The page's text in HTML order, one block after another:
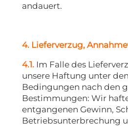
andauert.
4. Lieferverzug,
4.1. Im Falle des
unsere Haftung unter
Bedingungen nach den
Bestimmungen: Wir
entgangenen Gewinn,
Betriebsunterbrechung